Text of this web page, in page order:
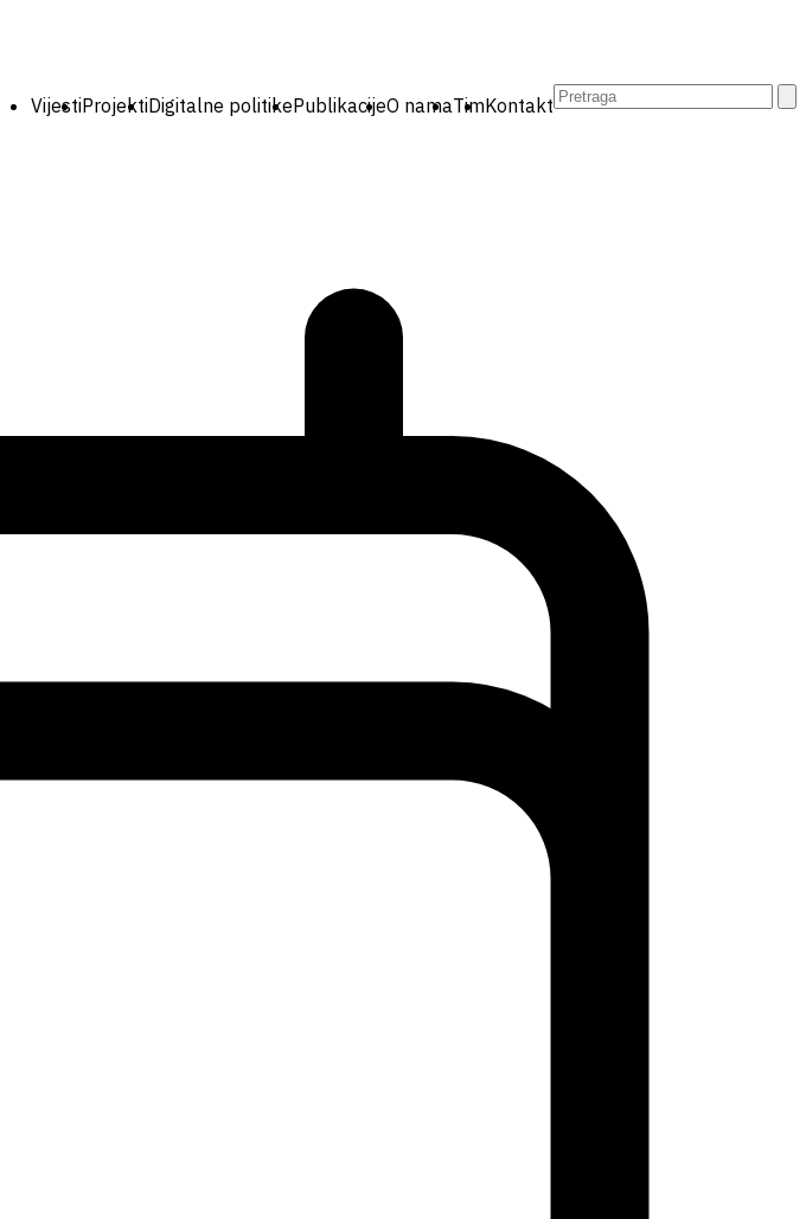
VijestiProjektiDigitalne politikePublikacijeO namaTimKontaktPretraga: